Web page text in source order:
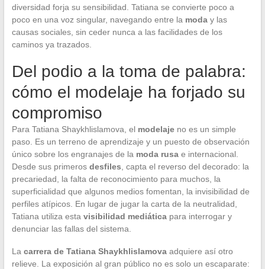
diversidad forja su sensibilidad. Tatiana se convierte poco a
poco en una voz singular, navegando entre la moday las
causas sociales, sin ceder nunca a las facilidades de los
caminos ya trazados.
Del podio a la toma de palabra:
cómo el modelaje ha forjado su
compromiso
Para Tatiana Shaykhlislamova, el modelajeno es un simple
paso. Es un terreno de aprendizaje y un puesto de observación
único sobre los engranajes de la moda rusae internacional.
Desde sus primeros desfiles , capta el reverso del decorado: la
precariedad, la falta de reconocimiento para muchos, la
superficialidad que algunos medios fomentan, la invisibilidad de
perfiles atípicos. En lugar de jugar la carta de la neutralidad,
Tatiana utiliza esta visibilidad mediáticapara interrogar y
denunciar las fallas del sistema.
La carrera de Tatiana Shaykhlislamovaadquiere así otro
relieve. La exposición al gran público no es solo un escaparate: